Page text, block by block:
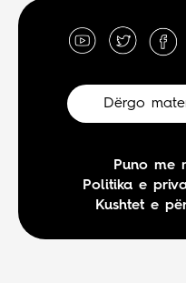
Dërgo
Puno me
Politika e
Kushtet e